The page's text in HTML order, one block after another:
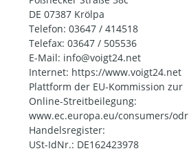
DE 07387 Krölpa
Telefon: 03647 / 414518
Telefax: 03647 / 505536
E-Mail: info@voigt24.net
Internet: https://www.voigt24.net
Plattform der EU-Kommission zur
Online-Streitbeilegung:
www.ec.europa.eu/consumers/odr
Handelsregister:
USt-IdNr.: DE162423978